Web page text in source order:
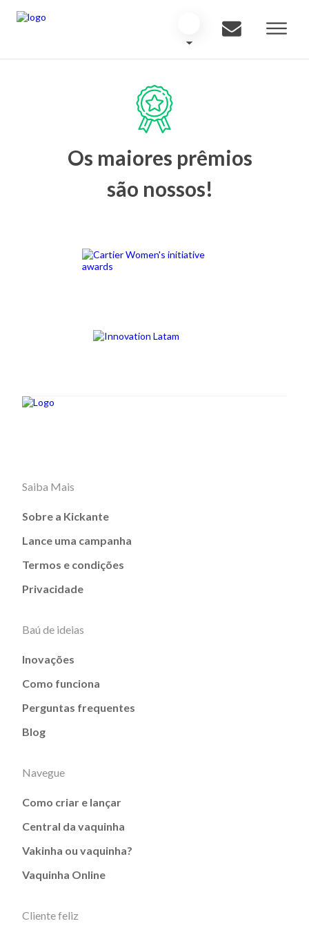
Os maiores prêmios
são nossos!
Saiba Mais
Sobre a Kickante
Lance uma campanha
Termos e condições
Privacidade
Baú de ideias
Inovações
Como funciona
Perguntas frequentes
Blog
Navegue
Como criar e lançar
Central da vaquinha
Vakinha ou vaquinha?
Vaquinha Online
Cliente feliz